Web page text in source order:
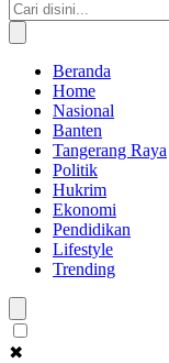
Beranda
Home
Nasional
Banten
Tangerang Raya
Politik
Hukrim
Ekonomi
Pendidikan
Lifestyle
Trending
✖